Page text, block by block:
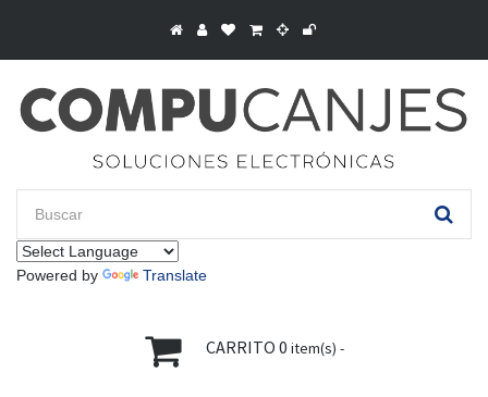
Powered by Translate
CARRITO 0 item(s) -